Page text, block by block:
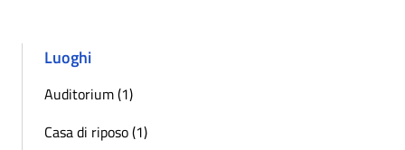
Luoghi
Auditorium (1)
Casa di riposo (1)